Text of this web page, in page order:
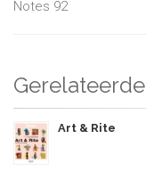
Notes 92
Gerelateerde
Art & Rite